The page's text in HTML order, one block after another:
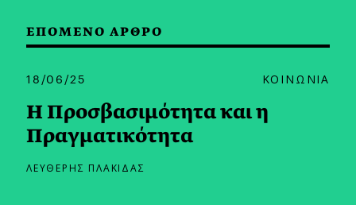
ΕΠΟΜΕΝΟ ΑΡΘΡΟ
18/06/25 ΚΟΙΝΩΝΙΑ
Η Προσβασιμότητα και η
Πραγματικότητα
ΛΕΥΘΕΡΗΣ ΠΛΑΚΙΔΑΣ